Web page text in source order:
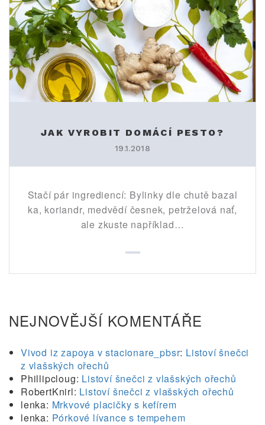
JAK VYROBIT DOMÁCÍ PESTO?
19.1.2018
Stačí pár ingrediencí: Bylinky dle chutě bazal
ka, koriandr, medvědí česnek, petrželová nať,
ale zkuste například…
NEJNOVĚJŠÍ KOMENTÁŘE
Vivod iz zapoya v stacionare_pbsr: Listoví šnečci
z vlašských ořechů
Phillipcloug: Listoví šnečci z vlašských ořechů
RobertKnirl: Listoví šnečci z vlašských ořechů
lenka: Mrkvové placičky s kefírem
lenka: Pórkové lívance s tempehem